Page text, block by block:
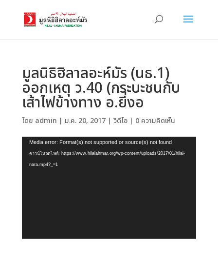
มูลนิธิฮิลาลอะห์มัร (นธ.1)
ออกเหตุ ว.40 (กระบะชนกับ
เส้าไฟข้างทาง อ.ยี่งอ
โดย admin | ม.ค. 20, 2017| วิดีโอ| 0 ความคิดเห็น
เล่น
ไฟล์
Media error: Format(s) not supported or source(s) not found
ดาวน์โหลดไฟล์: https://www.hilalahmar.org/wp-content/uploads/2017/01/hilal-
nara.mp4?_=1